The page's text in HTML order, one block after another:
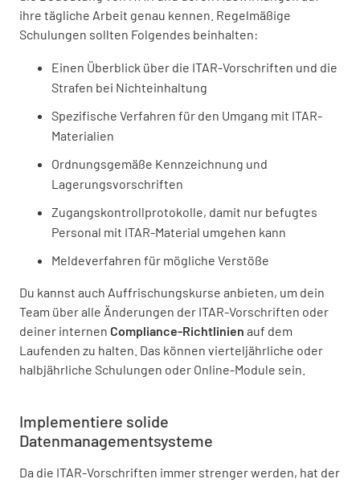
ihre tägliche Arbeit genau kennen. Regelmäßige
Schulungen sollten Folgendes beinhalten:
Einen Überblick über die ITAR-Vorschriften und die
Strafen bei Nichteinhaltung
Spezifische Verfahren für den Umgang mit ITAR-
Materialien
Ordnungsgemäße Kennzeichnung und
Lagerungsvorschriften
Zugangskontrollprotokolle, damit nur befugtes
Personal mit ITAR-Material umgehen kann
Meldeverfahren für mögliche Verstöße
Du kannst auch Auffrischungskurse anbieten, um dein
Team über alle Änderungen der ITAR-Vorschriften oder
deiner internen Compliance-Richtlinien auf dem
Laufenden zu halten. Das können vierteljährliche oder
halbjährliche Schulungen oder Online-Module sein.
Implementiere solide
Datenmanagementsysteme
Da die ITAR-Vorschriften immer strenger werden, hat der